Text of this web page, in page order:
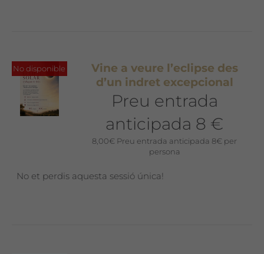
No disponible
Vine a veure l’eclipse des
d’un indret excepcional
Preu entrada
anticipada 8 €
8,00€ Preu entrada anticipada 8€ per
persona
No et perdis aquesta sessió única!